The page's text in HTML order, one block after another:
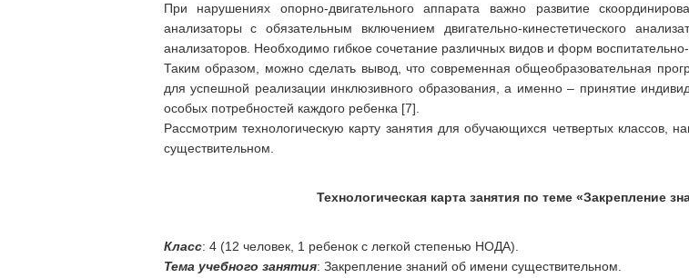
При нарушениях опорно-двигательного аппарата важно развитие
анализаторы с обязательным включением двигательно-кинестетического
анализаторов. Необходимо гибкое сочетание различных видов и форм воспитательно-
Таким образом, можно сделать вывод, что современная общеобразовательная
для успешной реализации инклюзивного образования, а именно – принятие
особых потребностей каждого ребенка [7].
Рассмотрим технологическую карту занятия для обучающихся четвертых классов,
существительном.
Технологическая карта занятия по теме «Закрепление
Класс: 4 (12 человек, 1 ребенок с легкой степенью НОДА).
Тема учебного занятия: Закрепление знаний об имени существительном.